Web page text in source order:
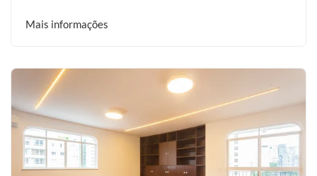
Mais informações